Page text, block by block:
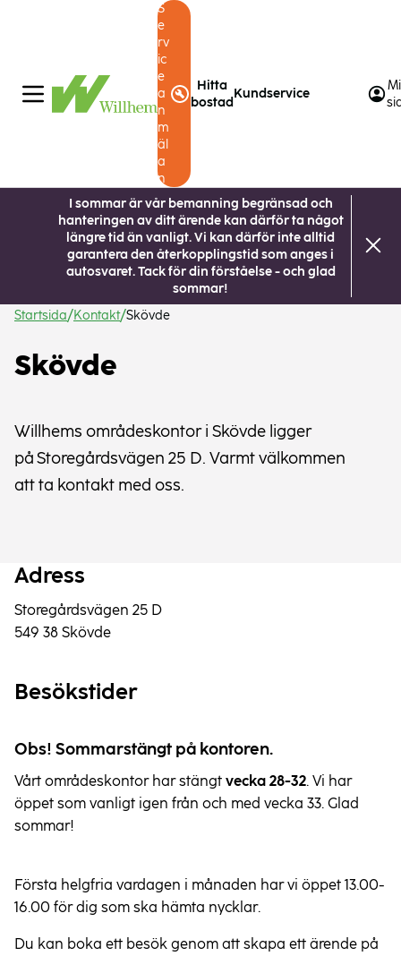
S
e
rv
ic
e
a
n
m
äl
a
n
Hitta
bostad
Kundservice
I sommar är vår bemanning begränsad och
hanteringen av ditt ärende kan därför ta något
längre tid än vanligt. Vi kan därför inte alltid
garantera den återkopplingstid som anges i
autosvaret. Tack för din förståelse - och glad
sommar!
Startsida Kontakt Skövde
Skövde
Willhems områdeskontor i Skövde ligger
på Storegårdsvägen 25 D. Varmt välkommen
att ta kontakt med oss.
Adress
Storegårdsvägen 25 D
549 38 Skövde
Besökstider
Obs! Sommarstängt på kontoren.
Vårt områdeskontor har stängt vecka 28-32. Vi har
öppet som vanligt igen från och med vecka 33. Glad
sommar!
Första helgfria vardagen i månaden har vi öppet 13.00-
16.00 för dig som ska hämta nycklar.
Du kan boka ett besök genom att skapa ett ärende på